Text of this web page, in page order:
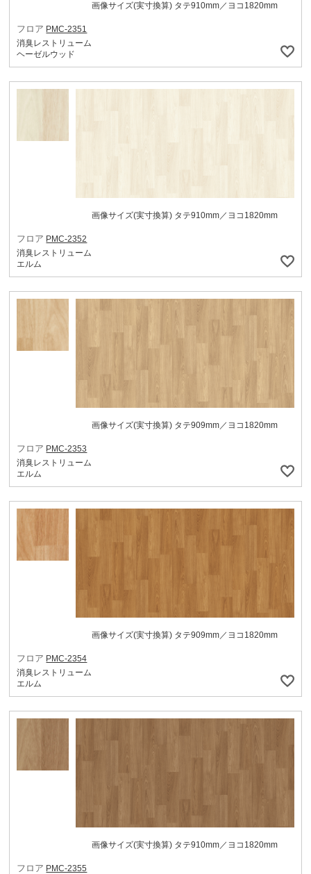
画像サイズ(実寸換算) タテ910mm／ヨコ1820mm
フロア PMC-2351
消臭レストリューム
ヘーゼルウッド
画像サイズ(実寸換算) タテ910mm／ヨコ1820mm
フロア PMC-2352
消臭レストリューム
エルム
画像サイズ(実寸換算) タテ909mm／ヨコ1820mm
フロア PMC-2353
消臭レストリューム
エルム
画像サイズ(実寸換算) タテ909mm／ヨコ1820mm
フロア PMC-2354
消臭レストリューム
エルム
画像サイズ(実寸換算) タテ910mm／ヨコ1820mm
フロア PMC-2355